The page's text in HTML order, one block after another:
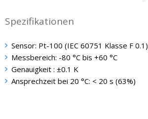
Spezifikationen
Sensor: Pt-100 (IEC 60751 Klasse F 0.1)
Messbereich: -80 °C bis +60 °C
Genauigkeit : ±0.1 K
Ansprechzeit bei 20 °C: < 20 s (63%)